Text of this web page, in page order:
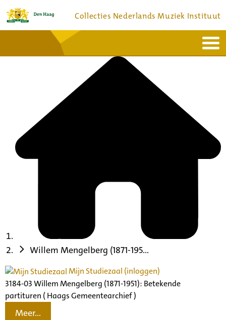
Collecties Nederlands Muziek Instituut
Bronnen en collecties
Willem Mengelberg (1871-195...
Mijn Studiezaal (inloggen)
3184-03 Willem Mengelberg (1871-1951): Betekende
partituren ( Haags Gemeentearchief )
Meer...